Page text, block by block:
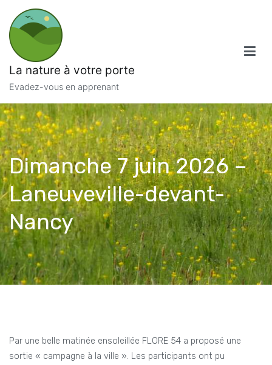
contenu
La nature à votre porte
Evadez-vous en apprenant
Dimanche 7 juin 2026 –
Laneuveville-devant-
Nancy
Par une belle matinée ensoleillée FLORE 54 a proposé une
sortie « campagne à la ville ». Les participants ont pu